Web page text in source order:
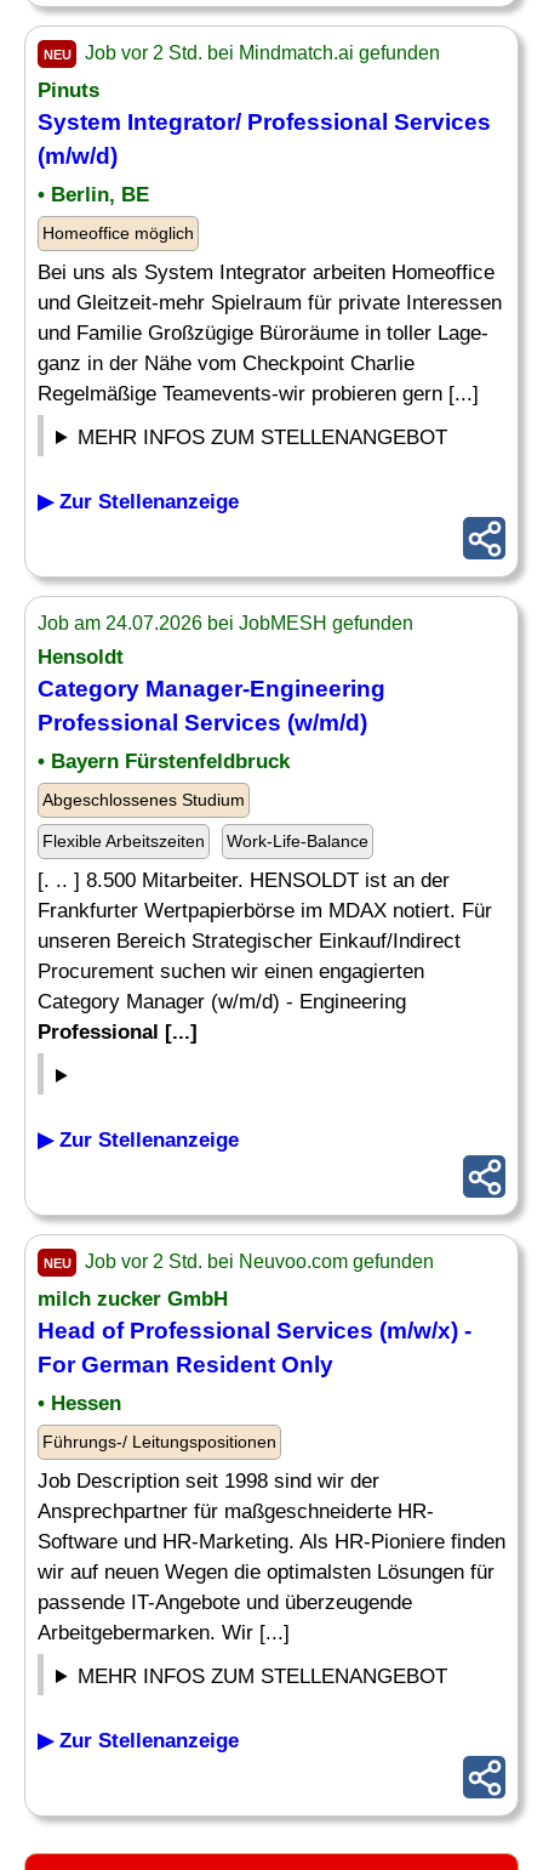
NEU Job vor 2 Std. bei Mindmatch.ai gefunden
Pinuts
System Integrator/ Professional Services
(m/w/d)
• Berlin, BE
Homeoffice möglich
Bei uns als System Integrator arbeiten Homeoffice
und Gleitzeit-mehr Spielraum für private Interessen
und Familie Großzügige Büroräume in toller Lage-
ganz in der Nähe vom Checkpoint Charlie
Regelmäßige Teamevents-wir probieren gern [...]
MEHR INFOS ZUM STELLENANGEBOT
▶ Zur Stellenanzeige
Job am 24.07.2026 bei JobMESH gefunden
Hensoldt
Category Manager-Engineering
Professional Services (w/m/d)
• Bayern Fürstenfeldbruck
Abgeschlossenes Studium
Flexible Arbeitszeiten Work-Life-Balance
[. .. ] 8.500 Mitarbeiter. HENSOLDT ist an der
Frankfurter Wertpapierbörse im MDAX notiert. Für
unseren Bereich Strategischer Einkauf/Indirect
Procurement suchen wir einen engagierten
Category Manager (w/m/d) - Engineering
Professional [...]
▶ Zur Stellenanzeige
NEU Job vor 2 Std. bei Neuvoo.com gefunden
milch zucker GmbH
Head of Professional Services (m/w/x) -
For German Resident Only
• Hessen
Führungs-/ Leitungspositionen
Job Description seit 1998 sind wir der
Ansprechpartner für maßgeschneiderte HR-
Software und HR-Marketing. Als HR-Pioniere finden
wir auf neuen Wegen die optimalsten Lösungen für
passende IT-Angebote und überzeugende
Arbeitgebermarken. Wir [...]
MEHR INFOS ZUM STELLENANGEBOT
▶ Zur Stellenanzeige